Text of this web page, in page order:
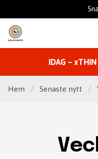
IDAG –
Hem / Senaste nytt /